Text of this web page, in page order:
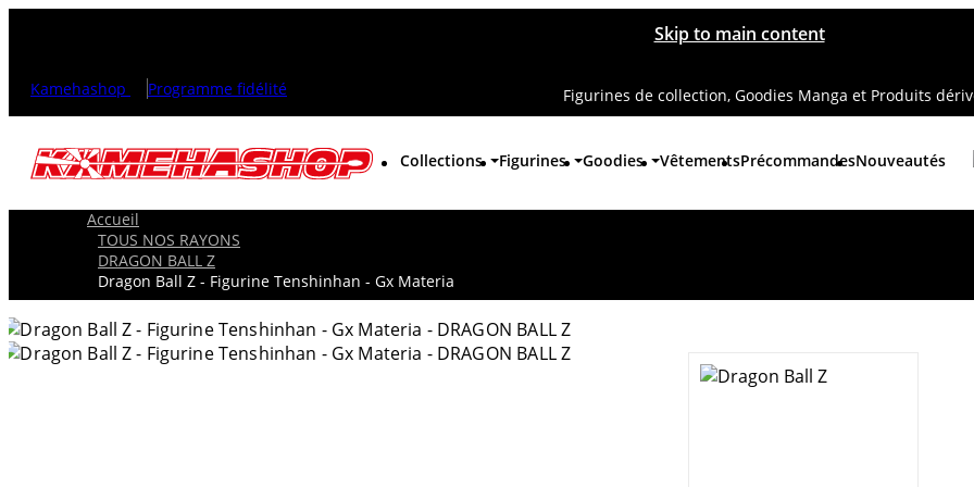
Skip to main content
Kamehashop Programme fidélité Figurines de collection, Goodies Manga et Produits
Collections Figurines Goodies VêtementsPrécommandesNouveautés
Accueil
TOUS NOS RAYONS
DRAGON BALL Z
Dragon Ball Z - Figurine Tenshinhan - Gx Materia